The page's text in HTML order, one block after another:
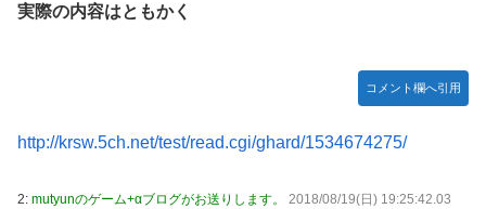
海外「日本なんて行くんじゃなかった…」 日本を知ってし
転の策がバレちゃった！
しまうｗｗｗｗｗｗ
芸能人 「車の任意保険は強制にしろ、保険にも入れないヤ
ぶり開幕白星！田中雄大は古巣に恩返しPK弾
実際の内容はともかく
コメント欄へ引用
http://krsw.5ch.net/test/read.cgi/ghard/1534674275/
2: mutyunのゲーム+αブログがお送りします。
2018/08/19(日) 19:25:42.03